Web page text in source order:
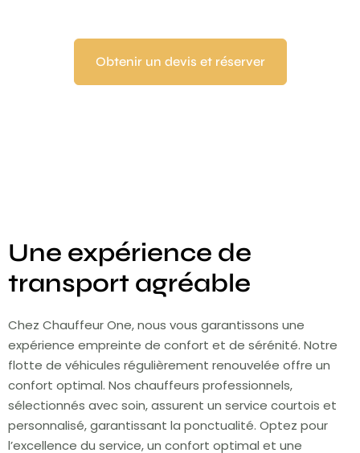
Obtenir un devis et réserver
Une expérience de
transport agréable
Chez Chauffeur One, nous vous garantissons une
expérience empreinte de confort et de sérénité. Notre
flotte de véhicules régulièrement renouvelée offre un
confort optimal. Nos chauffeurs professionnels,
sélectionnés avec soin, assurent un service courtois et
personnalisé, garantissant la ponctualité. Optez pour
l’excellence du service, un confort optimal et une